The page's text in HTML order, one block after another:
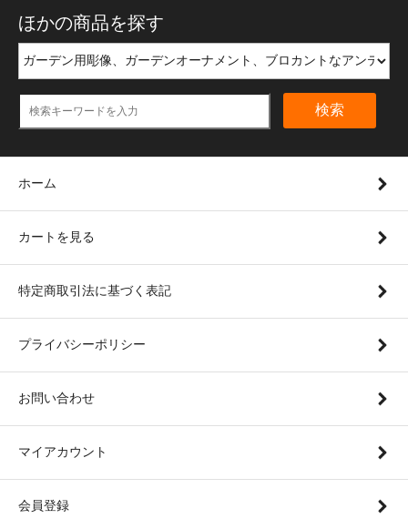
ほかの商品を探す
検索
ホーム
カートを見る
特定商取引法に基づく表記
プライバシーポリシー
お問い合わせ
マイアカウント
会員登録